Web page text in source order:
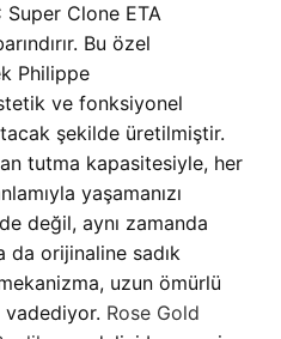
Clone ETA
Bu özel
Philippe
ve fonksiyonel
şekilde üretilmiştir.
tutma kapasitesiyle, her
yaşamanızı
değil, aynı zamanda
da orijinaline sadık
uzun ömürlü
vadediyor. Rose Gold